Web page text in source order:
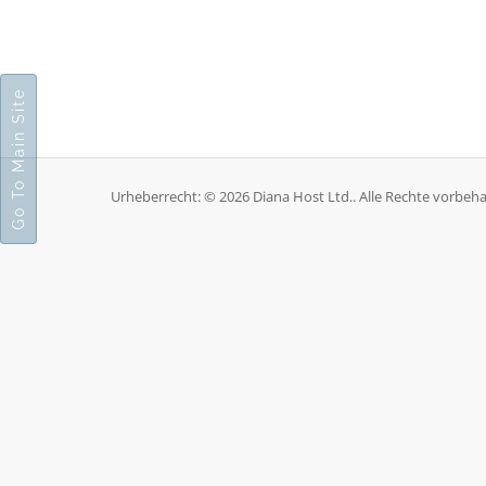
Urheberrecht: © 2026 Diana Host Ltd.. Alle Rechte
Go To Main Site